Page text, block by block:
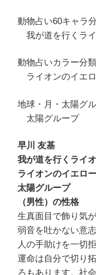
動物占い60キャラ
我が道を行くラ
動物占いカラー分類
ライオンのイエ
地球・月・太陽グ
太陽グループ
早川 友基
我が道を行くライ
ライオンのイエロー
太陽グループ
（男性）の性格
生真面目で飾り気
弱音を吐かない意
人の手助けを一切
運命は自分で切り
ろもあります。社